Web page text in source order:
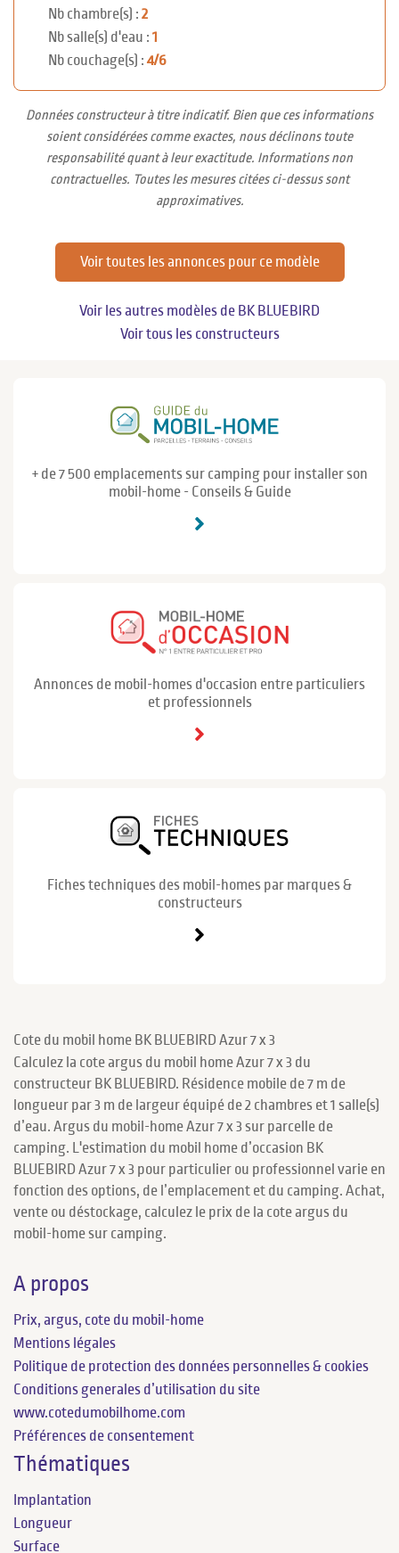
Nb chambre(s) : 2
Nb salle(s) d'eau : 1
Nb couchage(s) : 4/6
Données constructeur à titre indicatif. Bien que ces informations
soient considérées comme exactes, nous déclinons toute
responsabilité quant à leur exactitude. Informations non
contractuelles. Toutes les mesures citées ci-dessus sont
approximatives.
Voir toutes les annonces pour ce modèle
Voir les autres modèles de BK BLUEBIRD
Voir tous les constructeurs
+ de 7 500 emplacements sur camping pour installer son
mobil-home - Conseils & Guide
Annonces de mobil-homes d'occasion entre particuliers
et professionnels
Fiches techniques des mobil-homes par marques &
constructeurs
Cote du mobil home BK BLUEBIRD Azur 7 x 3
Calculez la cote argus du mobil home Azur 7 x 3 du
constructeur BK BLUEBIRD. Résidence mobile de 7 m de
longueur par 3 m de largeur équipé de 2 chambres et 1 salle(s)
d’eau. Argus du mobil-home Azur 7 x 3 sur parcelle de
camping. L'estimation du mobil home d’occasion BK
BLUEBIRD Azur 7 x 3 pour particulier ou professionnel varie en
fonction des options, de l’emplacement et du camping. Achat,
vente ou déstockage, calculez le prix de la cote argus du
mobil-home sur camping.
A propos
Prix, argus, cote du mobil-home
Mentions légales
Politique de protection des données personnelles & cookies
Conditions generales d’utilisation du site
www.cotedumobilhome.com
Préférences de consentement
Thématiques
Implantation
Longueur
Surface